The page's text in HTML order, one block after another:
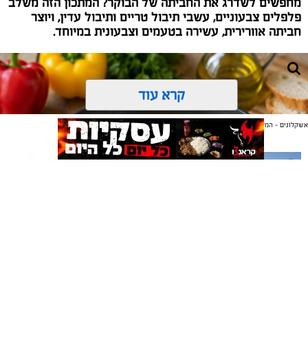
פלפלים צבעוניים, עשבי תיבול טריים ותיבול עדין, ויוצר
חביתה אוורירית, עשירה בטעמים וצבעונית במיוחד.
קרא עוד
אשקלונים - המקומון היומי של אשקלון באינטרנט
אולי יעניין אותך גם